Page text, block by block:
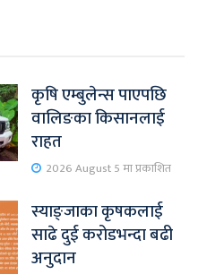
कृषि एम्बुलेन्स पाएपछि
वालिङका किसानलाई
राहत
2026 August 5 मा प्रकाशित
स्याङ्जाका कृषकलाई
साढे दुई करोडभन्दा बढी
अनुदान